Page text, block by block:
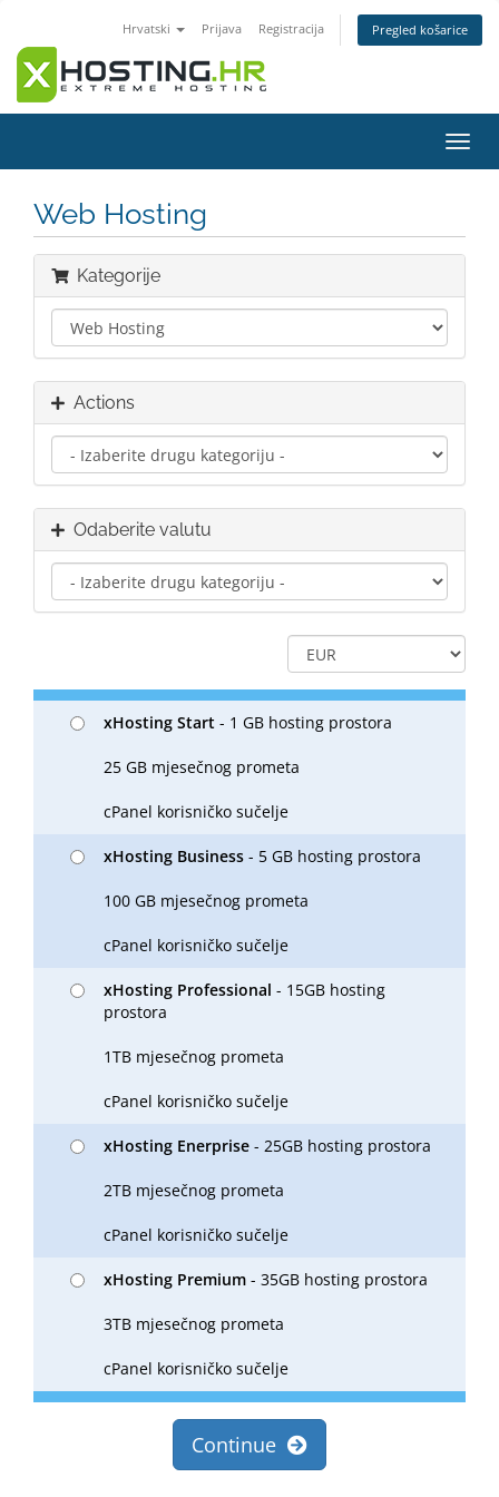
Hrvatski Prijava Registracija Pregled košarice
Web Hosting
Kategorije
Actions
Odaberite valutu
xHosting Start - 1 GB hosting prostora
25 GB mjesečnog prometa
cPanel korisničko sučelje
xHosting Business - 5 GB hosting prostora
100 GB mjesečnog prometa
cPanel korisničko sučelje
xHosting Professional - 15GB hosting
prostora
1TB mjesečnog prometa
cPanel korisničko sučelje
xHosting Enerprise - 25GB hosting prostora
2TB mjesečnog prometa
cPanel korisničko sučelje
xHosting Premium - 35GB hosting prostora
3TB mjesečnog prometa
cPanel korisničko sučelje
Continue